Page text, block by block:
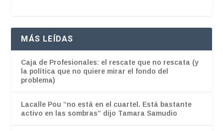
MÁS LEÍDAS
Caja de Profesionales: el rescate que no rescata (y
la política que no quiere mirar el fondo del
problema)
Lacalle Pou “no está en el cuartel. Está bastante
activo en las sombras” dijo Tamara Samudio